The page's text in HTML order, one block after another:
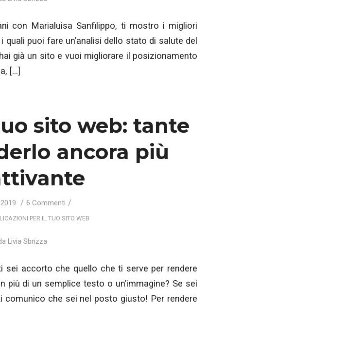
con Marialuisa Sanfilippo, ti mostro i migliori
puoi fare un’analisi dello stato di salute del
già un sito e vuoi migliorare il posizionamento
[…]
sito web: tante
ancora più
/ 6 Commenti /
PER IL TUO SITO WEB
Livia Sbrizza
sei accorto che quello che ti serve per rendere
di un semplice testo o un’immagine? Se sei
che sei nel posto giusto! Per rendere